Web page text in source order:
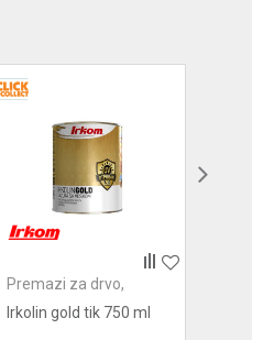
Premazi za drvo,
Irkolin gold tik 750 ml